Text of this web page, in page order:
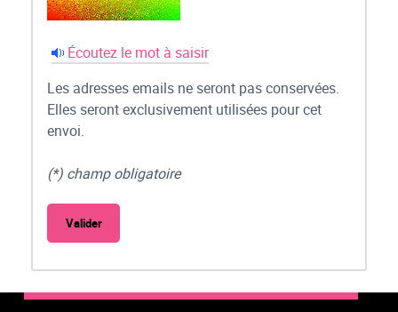
Écoutez le mot à saisir
Les adresses emails ne seront pas conservées.
Elles seront exclusivement utilisées pour cet
envoi.
(*) champ obligatoire